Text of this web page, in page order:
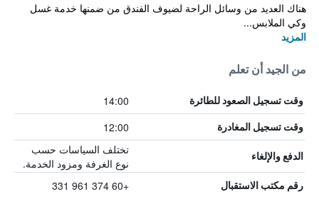
هناك العديد من وسائل الراحة لضيوف الفندق من ضمنها خدمة غسل
وكي الملابس...
المزيد
من الجيد أن تعلم
وقت تسجيل الصعود للطائرة 14:00
وقت تسجيل المغادرة 12:00
الدفع والإلغاء
تختلف السياسات حسب
نوع الغرفة ومزود الخدمة.
رقم مكتب الاستقبال +60 374 961 331